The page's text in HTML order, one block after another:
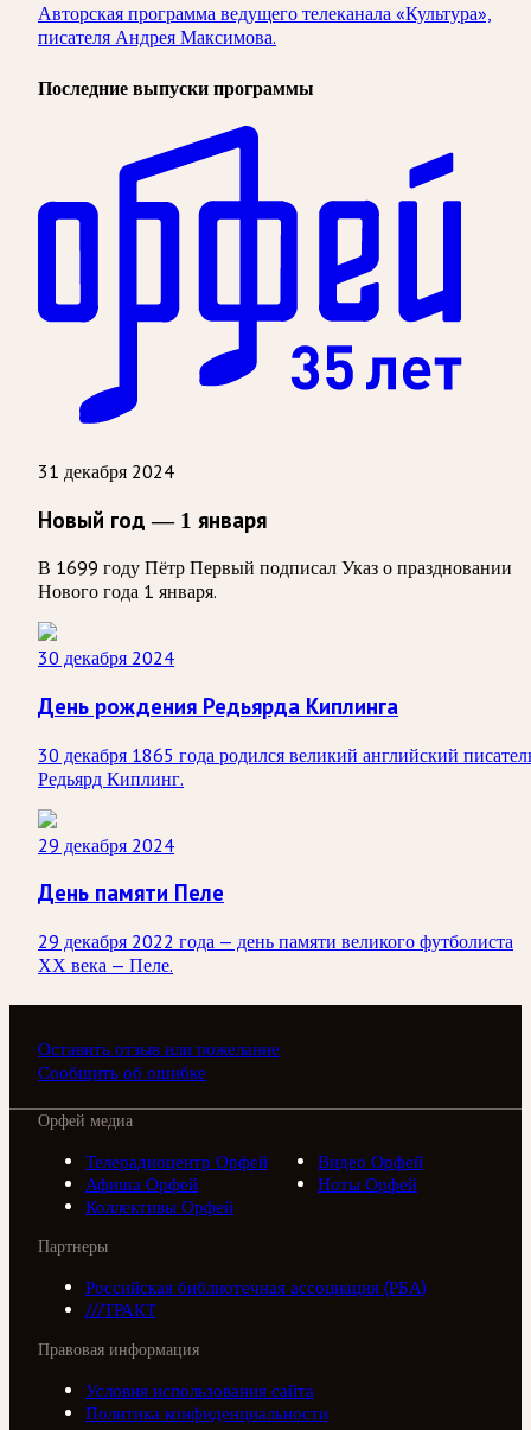
Авторская программа ведущего телеканала «Культура»,
писателя Андрея Максимова.
Последние выпуски программы
31 декабря 2024
Новый год — 1 января
В 1699 году Пётр Первый подписал Указ о праздновании
Нового года 1 января.
30 декабря 2024
День рождения Редьярда Киплинга
30 декабря 1865 года родился великий английский
Редьярд Киплинг.
29 декабря 2024
День памяти Пеле
29 декабря 2022 года — день памяти великого футболиста
ХХ века — Пеле.
Оставить отзыв или пожелание
Сообщить об ошибке
Орфей медиа
Телерадиоцентр Орфей
Видео Орфей
Афиша Орфей
Ноты Орфей
Коллективы Орфей
Партнеры
Российская библиотечная ассоциация (РБА)
///ТРАКТ
Правовая информация
Условия использования сайта
Политика конфиденциальности